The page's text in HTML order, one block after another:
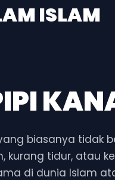
ISLAM
biasanya tidak
kurang tidur, atau
di dunia Islam